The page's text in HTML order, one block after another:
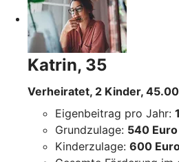
Katrin, 35
Verheiratet, 2 Kinder,
Eigenbeitrag pro Jahr:
Grundzulage: 540 Euro
Kinderzulage: 600